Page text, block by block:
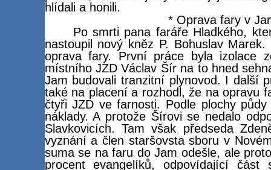
hlídali a honili.
* Oprava fary v
Po smrti pana faráře Hladkého,
nastoupil nový kněz P. Bohuslav
oprava fary. První práce byla izolace
místního JZD Václav Šír na to hned
Jam budovali tranzitní plynovod. I další
také na placení a rozhodl, že na opravu
čtyři JZD ve farnosti. Podle plochy
náklady. A protože Šírovi se nedalo
Slavkovicích. Tam však předseda
vyznání a člen staršovsta sboru v
suma se na faru do Jam odešle, ale
procent evangelíků, odpovídající